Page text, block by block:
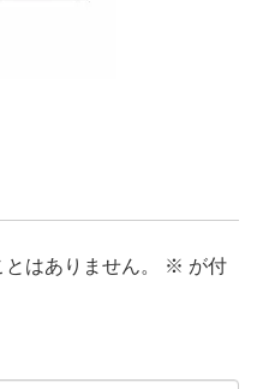
はありません。 ※ が付